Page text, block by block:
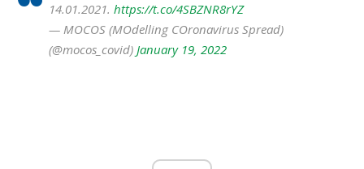
14.01.2021. https://t.co/4SBZNR8rYZ
— MOCOS (MOdelling COronavirus Spread)
(@mocos_covid) January 19, 2022